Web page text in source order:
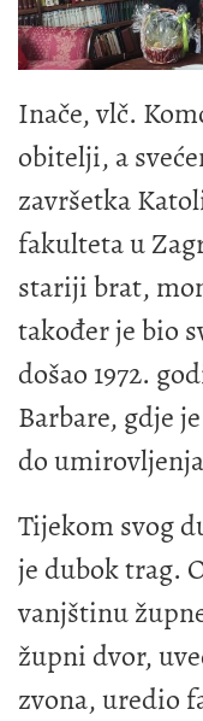
Inače, vlč.
obitelji, a
završetka
fakulteta u
stariji brat,
također je bio
došao 1972.
Barbare, gdje
do
Tijekom svog
je dubok trag.
vanjštinu
župni dvor,
zvona, uredio